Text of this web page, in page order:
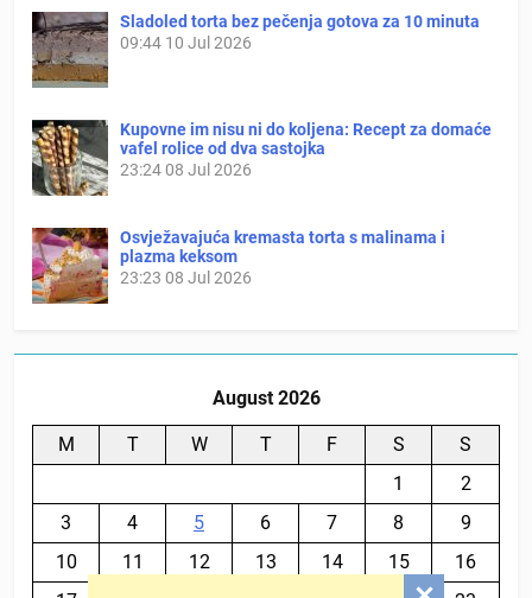
Sladoled torta bez pečenja gotova za 10 minuta
09:44 10 Jul 2026
Kupovne im nisu ni do koljena: Recept za domaće
vafel rolice od dva sastojka
23:2408 Jul 2026
Osvježavajuća kremasta torta s malinama i
plazma keksom
23:23 08 Jul 2026
August 2026
M T W T F S
S
1
2
3
4 5 6 7 8
9
10
11 12 13 14 15
16